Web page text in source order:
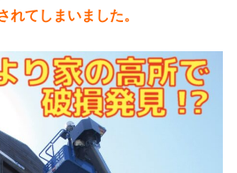
れてしまいました。